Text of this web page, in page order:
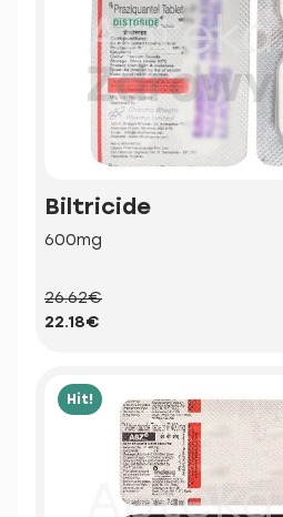
Biltricide
600mg
26.62€
22.18€
Hit!